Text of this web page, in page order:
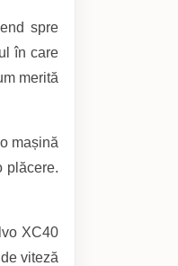
spre
în care
merită
mașină
plăcere.
XC40
viteză